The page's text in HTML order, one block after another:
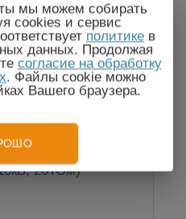
20ТОм)
мы можем собирать
cookies и сервис
политике в
данных. Продолжая
согласие на обработку
. Файлы cookie можно
Вашего браузера.